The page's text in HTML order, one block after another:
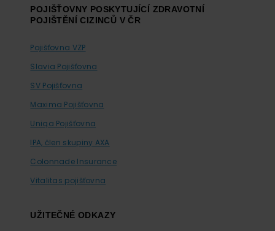
POJIŠŤOVNY POSKYTUJÍCÍ ZDRAVOTNÍ
POJIŠTĚNÍ CIZINCŮ V ČR
Pojišťovna VZP
Slavia Pojišťovna
SV Pojišťovna
Maxima Pojišťovna
Uniqa Pojišťovna
IPA, člen skupiny AXA
Colonnade Insurance
Vitalitas pojišťovna
UŽITEČNÉ ODKAZY